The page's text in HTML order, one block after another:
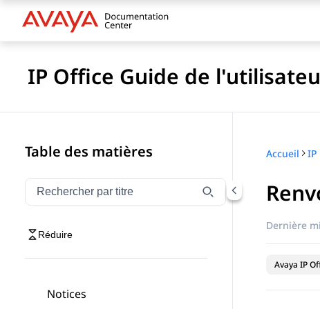
IP Office Guide de
Table des matières
Filtrer la navigation par titre
Saisissez pour filtrer les éléments de navigation par
Réduire
Notices
Accueil
Dernière
Avaya IP